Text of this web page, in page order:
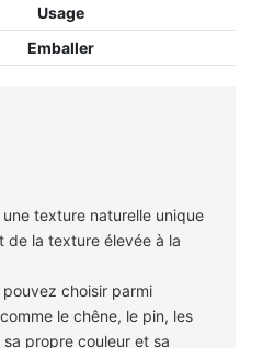
Usage
Emballer
texture naturelle unique
de la texture élevée à la
choisir parmi
le chêne, le pin, les
propre couleur et sa